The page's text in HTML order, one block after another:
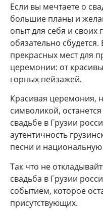
Если вы мечтаете о
большие планы и
опыт для себя и своих
обязательно
прекрасных мест для
церемонии: от
горных пейзажей.
Красивая церемония,
символикой,
свадьбе в Грузии
аутентичность
песни и
Так что не
свадьба в Грузии
событием, которое
присутствующих.